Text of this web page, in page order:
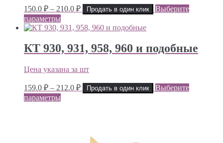
150.0 ₽ – 210.0 ₽Диапазон
цен:
150.0 ₽
210.0 ₽
Продать в один клик
Выберите
параметры
КТ 930, 931, 958, 960 и подобные
Цена указана за шт
159.0 ₽ – 212.0 ₽Диапазон
цен:
Продать в один клик
Выберите
параметры